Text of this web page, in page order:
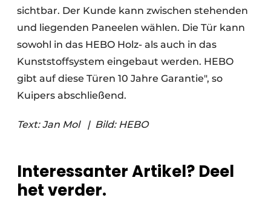
sichtbar. Der Kunde kann zwischen stehenden
und liegenden Paneelen wählen. Die Tür kann
sowohl in das HEBO Holz- als auch in das
Kunststoffsystem eingebaut werden. HEBO
gibt auf diese Türen 10 Jahre Garantie", so
Kuipers abschließend.
Text: Jan Mol | Bild: HEBO
Interessanter Artikel? Deel
het verder.